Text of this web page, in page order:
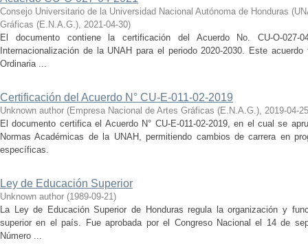
Consejo Universitario de la Universidad Nacional Autónoma de Honduras
Gráficas (E.N.A.G.), 2021-04-30)
El documento contiene la certificación del Acuerdo No. CU-O-027-
Internacionalización de la UNAH para el periodo 2020-2030. Este
Ordinaria ...
Certificación del Acuerdo N° CU-E-011-02-2019
Unknown author (Empresa Nacional de Artes Gráficas (E.N.A.G.), 2019-04-25
El documento certifica el Acuerdo N° CU-E-011-02-2019, en el cual se
Normas Académicas de la UNAH, permitiendo cambios de carrera en
específicas.
Ley de Educación Superior
Unknown author (1989-09-21)
La Ley de Educación Superior de Honduras regula la organización y
superior en el país. Fue aprobada por el Congreso Nacional el 14 de
Número ...